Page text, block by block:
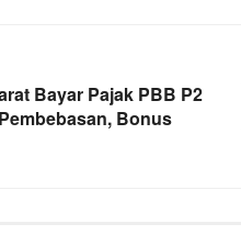
Bayar Pajak PBB P2
Bonus